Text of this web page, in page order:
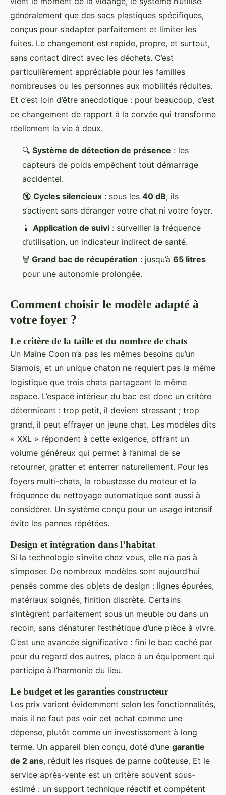
généralement que des sacs plastiques spécifiques,
conçus pour s’adapter parfaitement et limiter les
fuites. Le changement est rapide, propre, et surtout,
sans contact direct avec les déchets. C’est
particulièrement appréciable pour les familles
nombreuses ou les personnes aux mobilités réduites.
Et c’est loin d’être anecdotique : pour beaucoup, c’est
ce changement de rapport à la corvée qui transforme
réellement la vie à deux.
🔍 Système de détection de présence : les
capteurs de poids empêchent tout démarrage
accidentel.
🔇 Cycles silencieux : sous les 40 dB, ils
s’activent sans déranger votre chat ni votre foyer.
📱 Application de suivi : surveiller la fréquence
d’utilisation, un indicateur indirect de santé.
🗑️ Grand bac de récupération : jusqu’à 65 litres
pour une autonomie prolongée.
Comment choisir le modèle adapté à
votre foyer ?
Le critère de la taille et du nombre de chats
Un Maine Coon n’a pas les mêmes besoins qu’un
Siamois, et un unique chaton ne requiert pas la même
logistique que trois chats partageant le même
espace. L’espace intérieur du bac est donc un critère
déterminant : trop petit, il devient stressant ; trop
grand, il peut effrayer un jeune chat. Les modèles dits
« XXL » répondent à cette exigence, offrant un
volume généreux qui permet à l’animal de se
retourner, gratter et enterrer naturellement. Pour les
foyers multi-chats, la robustesse du moteur et la
fréquence du nettoyage automatique sont aussi à
considérer. Un système conçu pour un usage intensif
évite les pannes répétées.
Design et intégration dans l’habitat
Si la technologie s’invite chez vous, elle n’a pas à
s’imposer. De nombreux modèles sont aujourd’hui
pensés comme des objets de design : lignes épurées,
matériaux soignés, finition discrète. Certains
s’intègrent parfaitement sous un meuble ou dans un
recoin, sans dénaturer l’esthétique d’une pièce à vivre.
C’est une avancée significative : fini le bac caché par
peur du regard des autres, place à un équipement qui
participe à l’harmonie du lieu.
Le budget et les garanties constructeur
Les prix varient évidemment selon les fonctionnalités,
mais il ne faut pas voir cet achat comme une
dépense, plutôt comme un investissement à long
terme. Un appareil bien conçu, doté d’une garantie
de 2 ans, réduit les risques de panne coûteuse. Et le
service après-vente est un critère souvent sous-
estimé : un support technique réactif et compétent